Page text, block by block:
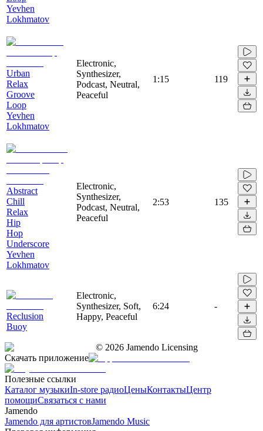
Yevhen
Lokhmatov
Urban
Relax
Groove
Loop
Yevhen
Lokhmatov
Electronic,
Synthesizer,
Podcast, Neutral,
Peaceful
1:15 119
Abstract
Chill
Relax
Hip
Hop
Underscore
Yevhen
Lokhmatov
Electronic,
Synthesizer,
Podcast, Neutral,
Peaceful
2:53 135
Reclusion
Buoy
Electronic,
Synthesizer, Soft,
Happy, Peaceful
6:24 -
© 2026 Jamendo Licensing
Скачать приложение
Полезные ссылки
Каталог музыкиIn-store радиоЦеныКонтактыЦентр
помощиСвязаться с нами
Jamendo
Jamendo для артистовJamendo Music